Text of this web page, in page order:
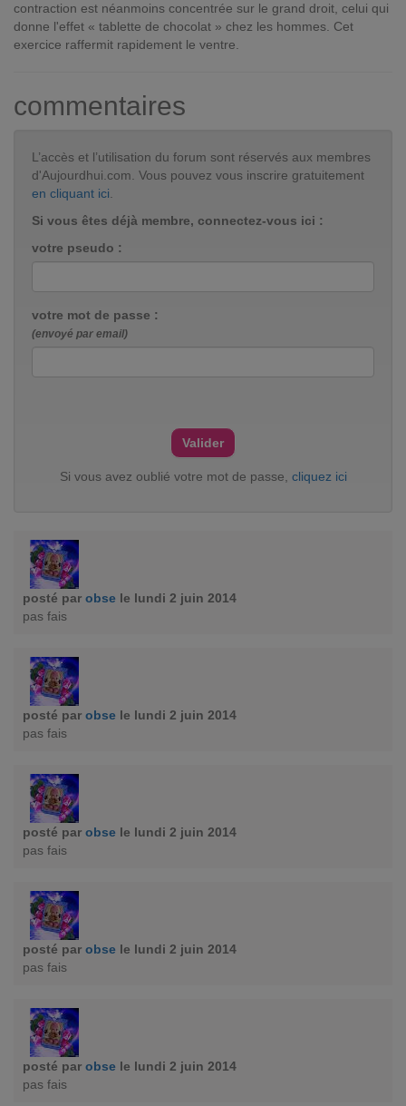
contraction est néanmoins concentrée sur le grand droit, celui qui
donne l'effet « tablette de chocolat » chez les hommes. Cet
exercice raffermit rapidement le ventre.
commentaires
L’accès et l’utilisation du forum sont réservés aux membres
d'Aujourdhui.com. Vous pouvez vous inscrire gratuitement
en cliquant ici
Si vous êtes déjà membre, connectez-vous ici :
votre pseudo :
votre mot de passe :
(envoyé par email)
Si vous avez oublié votre mot de passe, cliquez ici
posté par obse le lundi 2 juin 2014
pas fais
posté par obse le lundi 2 juin 2014
pas fais
posté par obse le lundi 2 juin 2014
pas fais
posté par obse le lundi 2 juin 2014
pas fais
posté par obse le lundi 2 juin 2014
pas fais